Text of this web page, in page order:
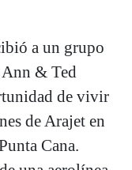
a un grupo
& Ted
de vivir
de Arajet en
Cana.